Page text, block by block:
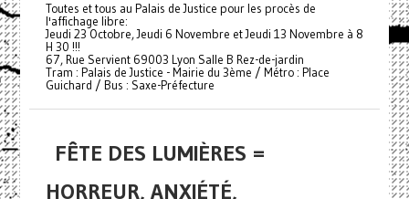
Toutes et tous au Palais de Justice pour les procès de
l'affichage libre:
Jeudi 23 Octobre, Jeudi 6 Novembre et Jeudi 13 Novembre à 8
H 30 !!!
67, Rue Servient 69003 Lyon Salle B Rez-de-jardin
Tram : Palais de Justice - Mairie du 3ème / Métro : Place
Guichard / Bus : Saxe-Préfecture
FÊTE DES LUMIÈRES =
HORREUR, ANXIÉTÉ,